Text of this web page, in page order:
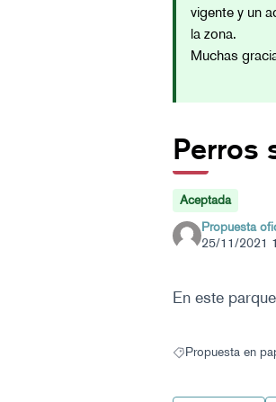
vigente y un
la zona.
Muchas
Perros
Aceptada
Propuesta
25/11/2021
En este
Resultados al
Propuesta en